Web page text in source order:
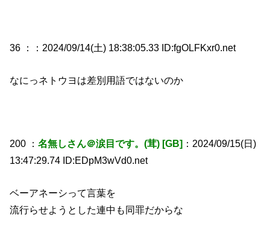
36 ： ：2024/09/14(土) 18:38:05.33 ID:fgOLFKxr0.net
なにっネトウヨは差別用語ではないのか
200 ：名無しさん＠涙目です。(茸) [GB] ：2024/09/15(日)
13:47:29.74 ID:EDpM3wVd0.net
ベーアネーシって言葉を
流行らせようとした連中も同罪だからな